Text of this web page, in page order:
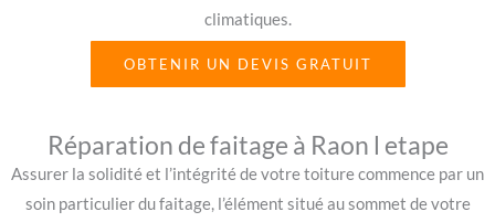
climatiques.
OBTENIR UN DEVIS GRATUIT
Réparation de faitage à Raon l etape
Assurer la solidité et l’intégrité de votre toiture commence par un
soin particulier du faitage, l’élément situé au sommet de votre